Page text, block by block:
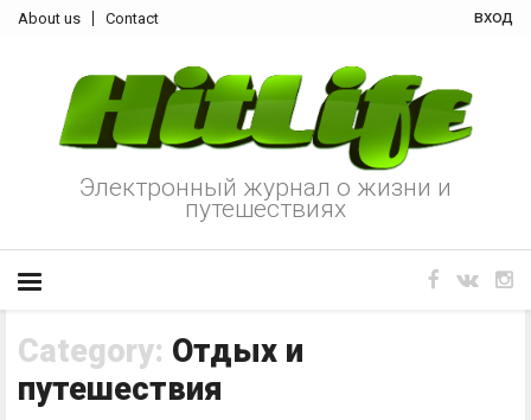
About us Contact вход
Электронный журнал о жизни и
путешествиях
Category: Отдых и
путешествия